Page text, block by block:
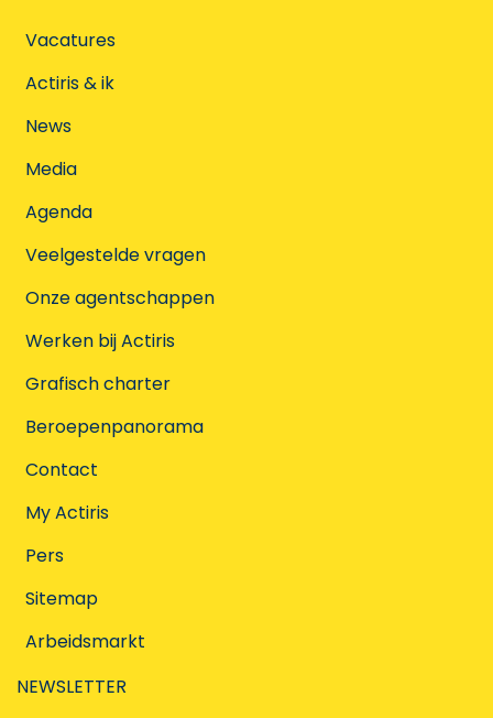
Vacatures
Actiris & ik
News
Media
Agenda
Veelgestelde vragen
Onze agentschappen
Werken bij Actiris
Grafisch charter
Beroepenpanorama
Contact
My Actiris
Pers
Sitemap
Arbeidsmarkt
NEWSLETTER